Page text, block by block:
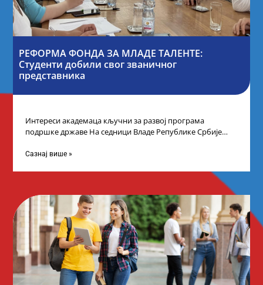
РЕФОРМА ФОНДА ЗА МЛАДЕ ТАЛЕНТЕ:
Студенти добили свог званичног
представника
Интереси академаца кључни за развој програма
подршке државе На седници Владе Републике Србије
Сазнај више »